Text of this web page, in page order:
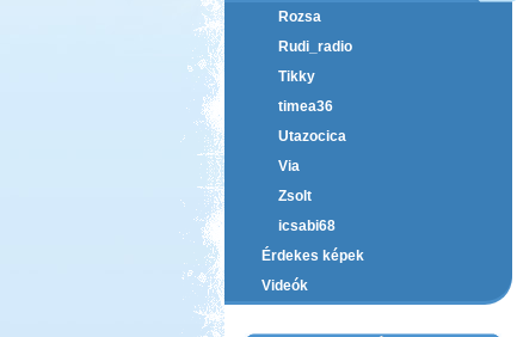
Rozsa
Rudi_radio
Tikky
timea36
Utazocica
Via
Zsolt
icsabi68
Érdekes képek
Videók